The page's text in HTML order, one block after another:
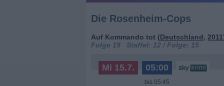
Die Rosenheim-Cops
Auf Kommando tot (Deutschland, 2011
Folge 15 Staffel: 12 / Folge: 15
Mi 15.7. 05:00
bis 05:45